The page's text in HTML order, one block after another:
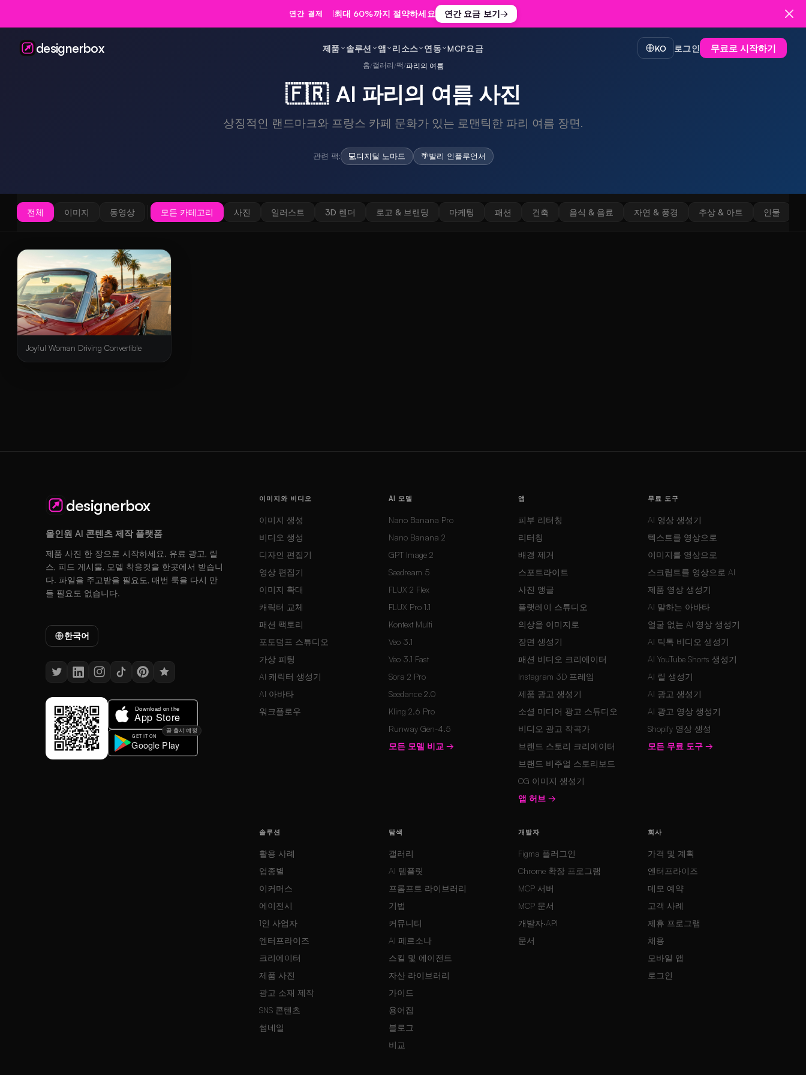
연간 결제 최대 60%까지 절약하세요 연간 요금 보기→
designerbox 제품 솔루션 앱 리소스 연동 MCP요금 KO 로그인 무료로 시작하기
홈/갤러리/팩/파리의 여름
🇫🇷 AI 파리의 여름 사진
상징적인 랜드마크와 프랑스 카페 문화가 있는 로맨틱한 파리 여름 장면.
관련 팩: 💻디지털 노마드 🌴발리 인플루언서
전체 이미지 동영상 모든 카테고리 사진 일러스트 3D 렌더 로고 & 브랜딩 마케팅 패션 건축 음식 & 음료 자연 & 풍경 추상 & 아트 인물
Joyful Woman Driving Convertible
designerbox
올인원 AI 콘텐츠 제작 플랫폼
제품 사진 한 장으로 시작하세요. 유료 광고, 릴
스, 피드 게시물, 모델 착용컷을 한곳에서 받습니
다. 파일을 주고받을 필요도, 매번 룩을 다시 만
들 필요도 없습니다.
한국어
곧 출시 예정
이미지와 비디오
이미지 생성
비디오 생성
디자인 편집기
영상 편집기
이미지 확대
캐릭터 교체
패션 팩토리
포토덤프 스튜디오
가상 피팅
AI 캐릭터 생성기
AI 아바타
워크플로우
AI 모델
Nano Banana Pro
Nano Banana 2
GPT Image 2
Seedream 5
FLUX 2 Flex
FLUX Pro 1.1
Kontext Multi
Veo 3.1
Veo 3.1 Fast
Sora 2 Pro
Seedance 2.0
Kling 2.6 Pro
Runway Gen-4.5
모든 모델 비교 →
앱
피부 리터칭
리터칭
배경 제거
스포트라이트
사진 앵글
플랫레이 스튜디오
의상을 이미지로
장면 생성기
패션 비디오 크리에이터
Instagram 3D 프레임
제품 광고 생성기
소셜 미디어 광고 스튜디오
비디오 광고 작곡가
브랜드 스토리 크리에이터
브랜드 비주얼 스토리보드
OG 이미지 생성기
앱 허브 →
무료 도구
AI 영상 생성기
텍스트를 영상으로
이미지를 영상으로
스크립트를 영상으로 AI
제품 영상 생성기
AI 말하는 아바타
얼굴 없는 AI 영상 생성기
AI 틱톡 비디오 생성기
AI YouTube Shorts 생성기
AI 릴 생성기
AI 광고 생성기
AI 광고 영상 생성기
Shopify 영상 생성
모든 무료 도구 →
솔루션
활용 사례
업종별
이커머스
에이전시
1인 사업자
엔터프라이즈
크리에이터
제품 사진
광고 소재 제작
SNS 콘텐츠
썸네일
탐색
갤러리
AI 템플릿
프롬프트 라이브러리
기법
커뮤니티
AI 페르소나
스킬 및 에이전트
자산 라이브러리
가이드
용어집
블로그
비교
개발자
Figma 플러그인
Chrome 확장 프로그램
MCP 서버
MCP 문서
개발자·API
문서
회사
가격 및 계획
엔터프라이즈
데모 예약
고객 사례
제휴 프로그램
채용
모바일 앱
로그인